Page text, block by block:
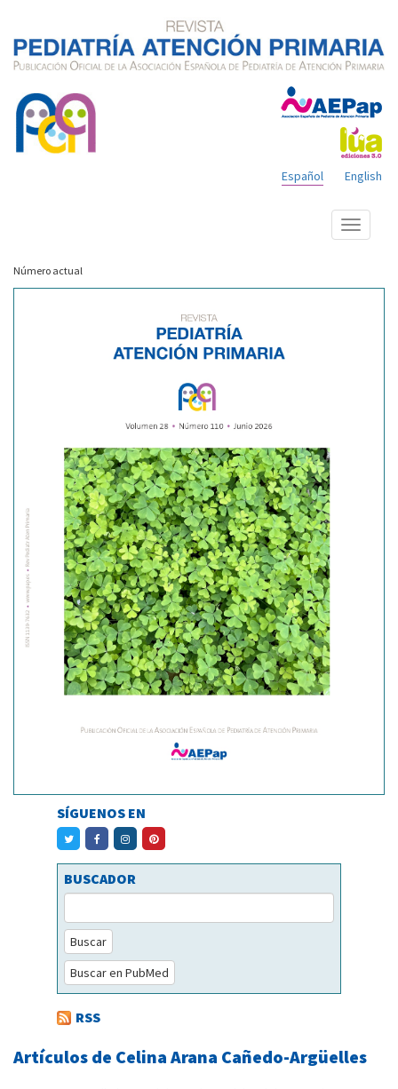
English
Español
Mostrar
menú
Número actual
SÍGUENOS EN
BUSCADOR
Buscar
Buscar en PubMed
RSS
Artículos de Celina Arana Cañedo-Argüelles